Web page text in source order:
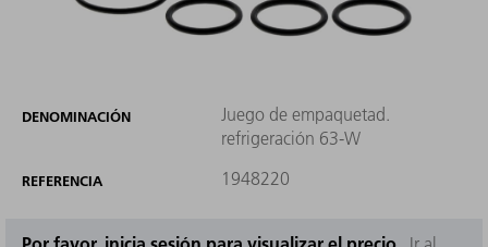
DENOMINACIÓN
Juego de empaquetad.
refrigeración 63-W
REFERENCIA 1948220